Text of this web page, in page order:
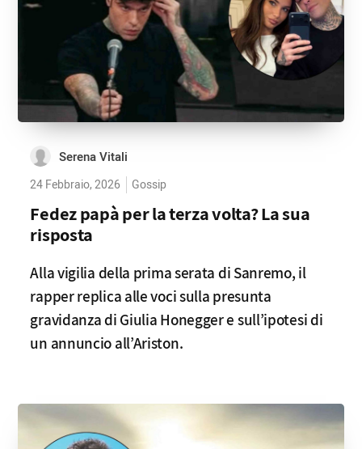
Serena Vitali
24 Febbraio, 2026 Gossip
Fedez papà per la terza volta? La sua
risposta
Alla vigilia della prima serata di Sanremo, il
rapper replica alle voci sulla presunta
gravidanza di Giulia Honegger e sull’ipotesi di
un annuncio all’Ariston.